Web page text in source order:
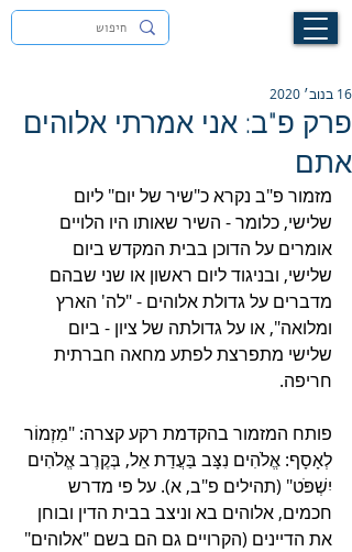
פרק פ"ב: אני אמרתי אלוהים
אתם
16 בנוב׳ 2020
מזמור פ"ב נקרא כ"שיר של יום" ליום
שלישי, כלומר - השיר שאותו היו הלויים
אומרים על הדוכן בבית המקדש ביום
שלישי, ובניגוד ליום ראשון או שני שבהם
מדברים על גדולת אלוהים - "לה' הארץ
ומלואה", או על גדולתה של ציון - ביום
שלישי מתפרצת לפתע מחאה חברתית
חריפה.
פותח המזמור בהקדמת רקע קצרה: "מִזְמוֹר
לְאָסָף: אֱ‍לֹהִים נִצָּב בַּעֲדַת אֵל, בְּקֶרֶב אֱלֹהִים
יִשְׁפֹּט" (תהילים פ"ב, א). על פי מדרש
חכמים, אלוהים בא וניצב בבית הדין ובוחן
את הדיינים (הקרויים גם הם בשם "אלוהים"